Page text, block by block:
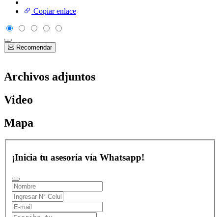
Copiar enlace
Recomendar
Archivos adjuntos
Video
Mapa
¡Inicia tu asesoría vía Whatsapp!